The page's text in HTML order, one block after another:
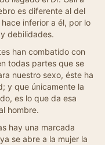
es diferente al del
inferior a él, por lo
debilidades.
han combatido con
todas partes que se
nuestro sexo, éste ha
y que únicamente la
es lo que da esa
hombre.
hay una marcada
se abre a la mujer la